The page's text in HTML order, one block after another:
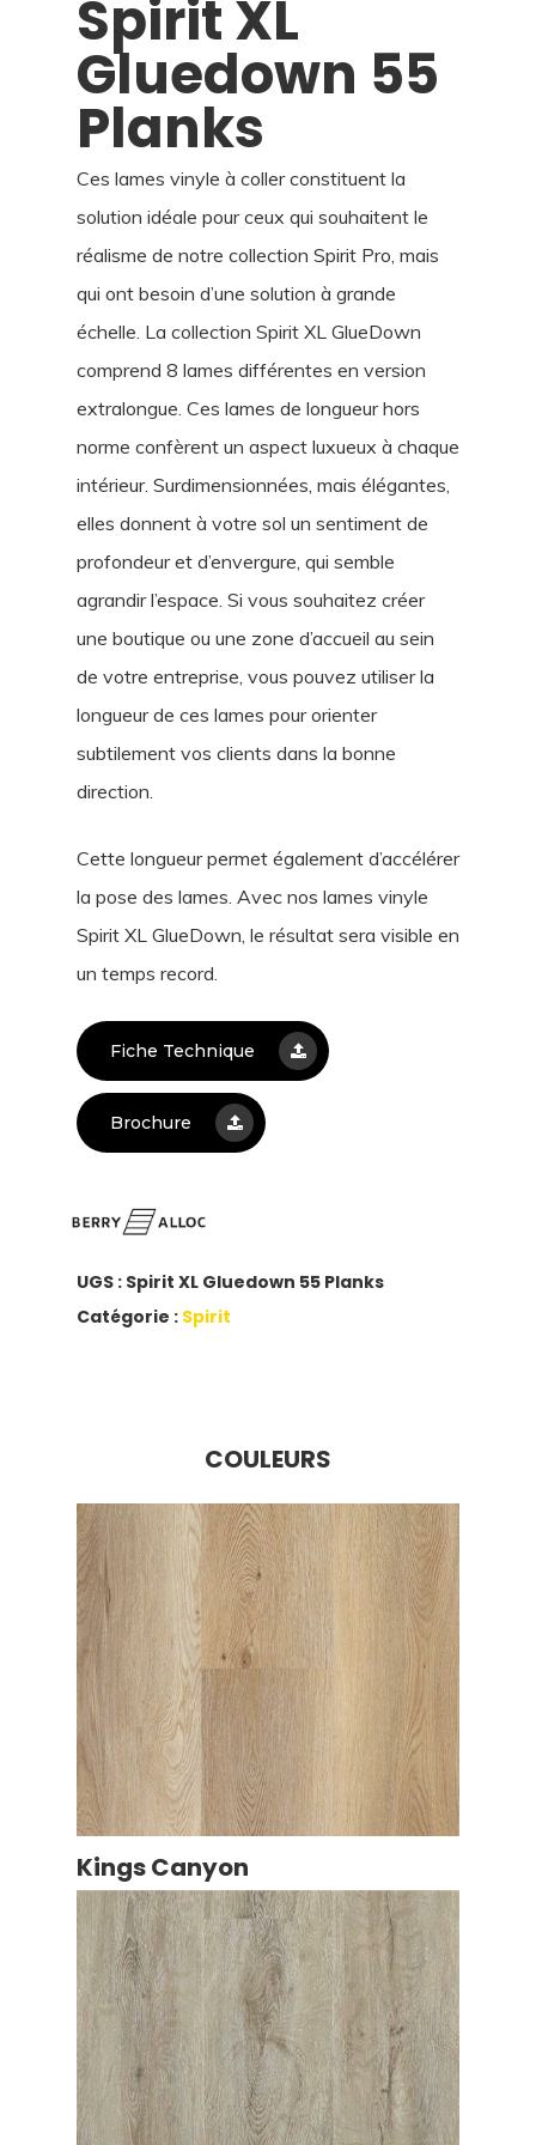
Spirit XL
Gluedown 55
Planks
Ces lames vinyle à coller constituent la
solution idéale pour ceux qui souhaitent le
réalisme de notre collection Spirit Pro, mais
qui ont besoin d’une solution à grande
échelle. La collection Spirit XL GlueDown
comprend 8 lames différentes en version
extralongue. Ces lames de longueur hors
norme confèrent un aspect luxueux à chaque
intérieur. Surdimensionnées, mais élégantes,
elles donnent à votre sol un sentiment de
profondeur et d’envergure, qui semble
agrandir l’espace. Si vous souhaitez créer
une boutique ou une zone d’accueil au sein
de votre entreprise, vous pouvez utiliser la
longueur de ces lames pour orienter
subtilement vos clients dans la bonne
direction.
Cette longueur permet également d’accélérer
la pose des lames. Avec nos lames vinyle
Spirit XL GlueDown, le résultat sera visible en
un temps record.
Fiche Technique
Brochure
UGS : Spirit XL Gluedown 55 Planks
Catégorie : Spirit
COULEURS
Kings Canyon